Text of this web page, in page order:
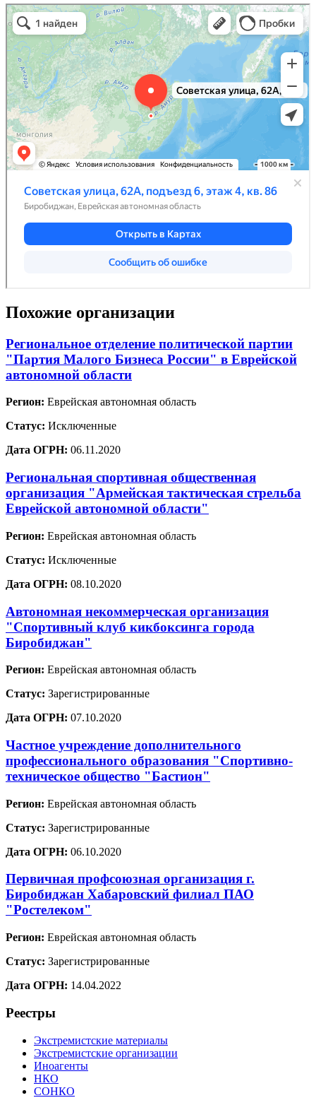
Похожие организации
Региональное отделение политической партии
"Партия Малого Бизнеса России" в Еврейской
автономной области
Регион: Еврейская автономная область
Статус: Исключенные
Дата ОГРН: 06.11.2020
Региональная спортивная общественная
организация "Армейская тактическая стрельба
Еврейской автономной области"
Регион: Еврейская автономная область
Статус: Исключенные
Дата ОГРН: 08.10.2020
Автономная некоммерческая организация
"Спортивный клуб кикбоксинга города
Биробиджан"
Регион: Еврейская автономная область
Статус: Зарегистрированные
Дата ОГРН: 07.10.2020
Частное учреждение дополнительного
профессионального образования "Спортивно-
техническое общество "Бастион"
Регион: Еврейская автономная область
Статус: Зарегистрированные
Дата ОГРН: 06.10.2020
Первичная профсоюзная организация г.
Биробиджан Хабаровский филиал ПАО
"Ростелеком"
Регион: Еврейская автономная область
Статус: Зарегистрированные
Дата ОГРН: 14.04.2022
Реестры
Экстремистские материалы
Экстремистские организации
Иноагенты
НКО
СОНКО